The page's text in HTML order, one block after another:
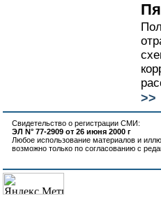
>>
Свидетельство о регистрации СМИ:
ЭЛ N° 77-2909 от 26 июня 2000 г
Любое использование материалов и
возможно только по согласованию с